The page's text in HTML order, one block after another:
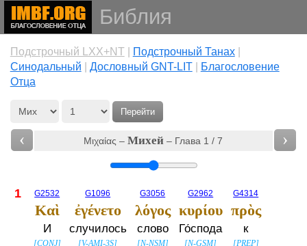
Библия
Подстрочный LXX+NT| Подстрочный Танах|
Cинодальный
Дословный GNT-LIT|
Благословение
Отца
Перейти
‹ Μιχαίας –Михей – Глава 1 / 7 ›
1 G2532
Καὶ
И
[CONJ]
G1096
ἐγένετο
случилось
[V-AMI-3S]
G3056
λόγος
слово
[N-NSM]
G2962
κυρίου
Го́спода
[N-GSM]
G4314
πρὸς
к
[PREP]